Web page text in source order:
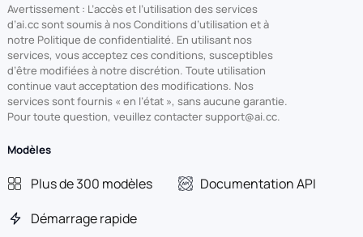
Avertissement : L’accès et l’utilisation des services
d’ai.cc sont soumis à nos Conditions d’utilisation et à
notre Politique de confidentialité. En utilisant nos
services, vous acceptez ces conditions, susceptibles
d’être modifiées à notre discrétion. Toute utilisation
continue vaut acceptation des modifications. Nos
services sont fournis « en l’état », sans aucune garantie.
Pour toute question, veuillez contacter support@ai.cc.
Modèles
Plus de 300 modèles
Documentation API
Démarrage rapide